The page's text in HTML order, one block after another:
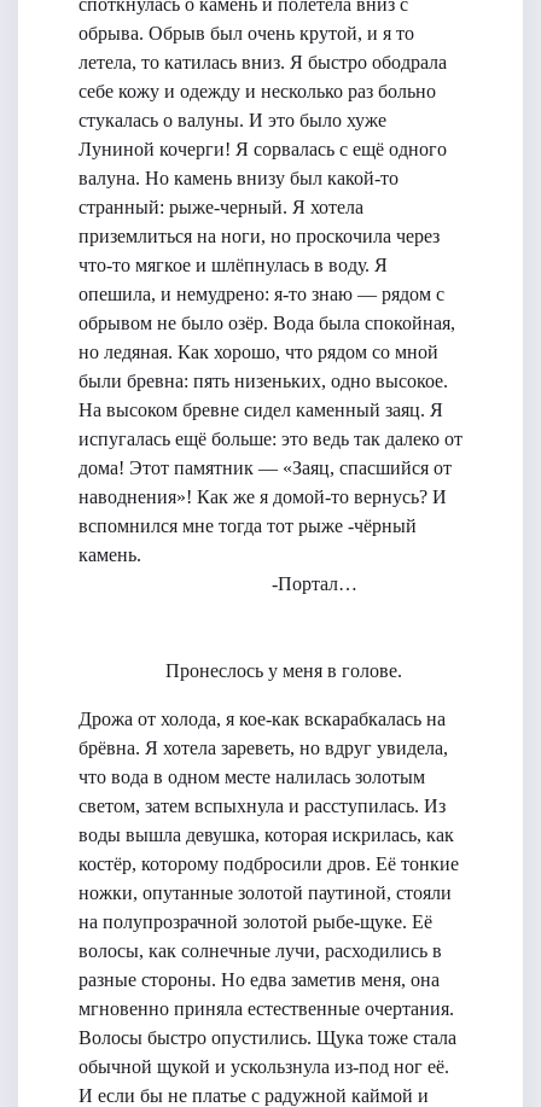
споткнулась о камень и полетела вниз с
обрыва. Обрыв был очень крутой, и я то
летела, то катилась вниз. Я быстро ободрала
себе кожу и одежду и несколько раз больно
стукалась о валуны. И это было хуже
Луниной кочерги! Я сорвалась с ещё одного
валуна. Но камень внизу был какой-то
странный: рыже-черный. Я хотела
приземлиться на ноги, но проскочила через
что-то мягкое и шлёпнулась в воду. Я
опешила, и немудрено: я-то знаю — рядом с
обрывом не было озёр. Вода была спокойная,
но ледяная. Как хорошо, что рядом со мной
были бревна: пять низеньких, одно высокое.
На высоком бревне сидел каменный заяц. Я
испугалась ещё больше: это ведь так далеко от
дома! Этот памятник — «Заяц, спасшийся от
наводнения»! Как же я домой-то вернусь? И
вспомнился мне тогда тот рыже -чёрный
камень.
-Портал…
Пронеслось у меня в голове.
Дрожа от холода, я кое-как вскарабкалась на
брёвна. Я хотела зареветь, но вдруг увидела,
что вода в одном месте налилась золотым
светом, затем вспыхнула и расступилась. Из
воды вышла девушка, которая искрилась, как
костёр, которому подбросили дров. Её тонкие
ножки, опутанные золотой паутиной, стояли
на полупрозрачной золотой рыбе-щуке. Её
волосы, как солнечные лучи, расходились в
разные стороны. Но едва заметив меня, она
мгновенно приняла естественные очертания.
Волосы быстро опустились. Щука тоже стала
обычной щукой и ускользнула из-под ног её.
И если бы не платье с радужной каймой и